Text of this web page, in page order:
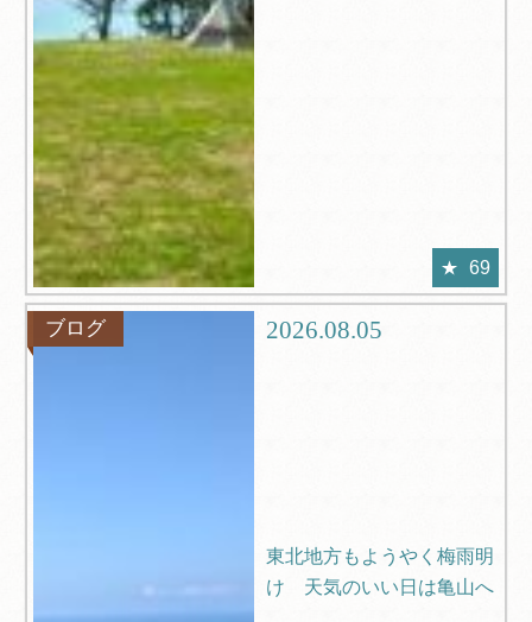
69
ブログ 2026.08.05
東北地方もようやく梅雨明
け 天気のいい日は亀山へ